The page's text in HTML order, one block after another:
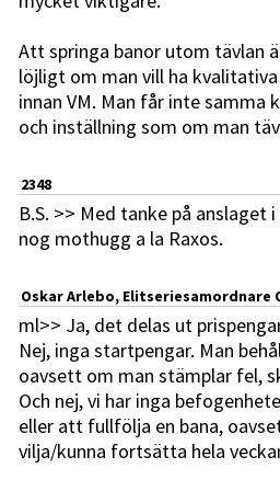
Att springa banor utom tävlan
löjligt om man vill ha
innan VM. Man får inte samma
och inställning som om man
2348
B.S. >> Med tanke på
nog mothugg a la Raxos.
Oskar Arlebo, Elitseriesamordnare
ml>> Ja, det delas ut
Nej, inga startpengar. Man
oavsett om man stämplar fel,
Och nej, vi har inga
eller att fullfölja en bana,
vilja/kunna fortsätta hela